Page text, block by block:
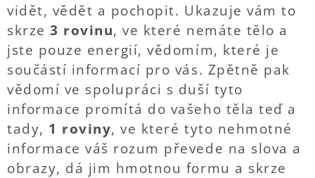
vidět, vědět a pochopit. Ukazuje vám to
skrze3 rovinu, ve které nemáte tělo a
jste pouze energií, vědomím, které je
součástí informací pro vás. Zpětně pak
vědomí ve spolupráci s duší tyto
informace promítá do vašeho těla teď a
tady, 1 roviny, ve které tyto nehmotné
informace váš rozum převede na slova a
obrazy, dá jim hmotnou formu a skrze